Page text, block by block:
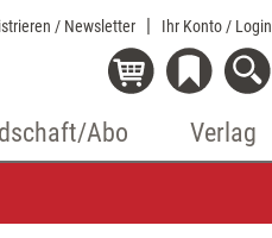
/ Newsletter Ihr Konto / Login
Abo Verlag